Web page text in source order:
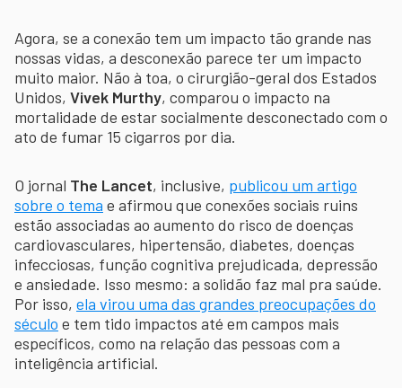
Agora, se a conexão tem um impacto tão grande nas
nossas vidas, a desconexão parece ter um impacto
muito maior. Não à toa, o cirurgião-geral dos Estados
Unidos, Vivek Murthy, comparou o impacto na
mortalidade de estar socialmente desconectado com o
ato de fumar 15 cigarros por dia.
O jornal The Lancet, inclusive, publicou um artigo
sobre o tema e afirmou que conexões sociais ruins
estão associadas ao aumento do risco de doenças
cardiovasculares, hipertensão, diabetes, doenças
infecciosas, função cognitiva prejudicada, depressão
e ansiedade. Isso mesmo: a solidão faz mal pra saúde.
Por isso, ela virou uma das grandes preocupações do
século e tem tido impactos até em campos mais
específicos, como na relação das pessoas com a
inteligência artificial.